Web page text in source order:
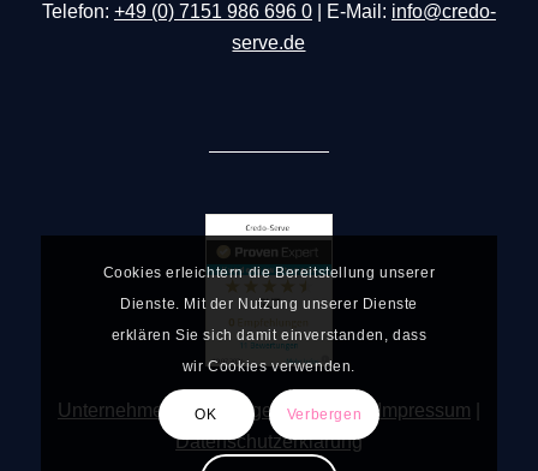
Telefon: +49 (0) 7151 986 696 0| E-Mail: info@credo-
serve.de
Unternehmen Leistungen|Kontakt |Impressum
Datenschutzerklärung
Cookies erleichtern die Bereitstellung unserer
Dienste. Mit der Nutzung unserer Dienste
erklären Sie sich damit einverstanden, dass
wir Cookies verwenden.
OK Verbergen